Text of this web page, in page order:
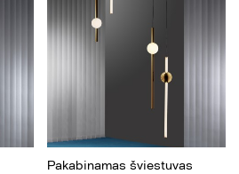
Pakabinamas šviestuvas